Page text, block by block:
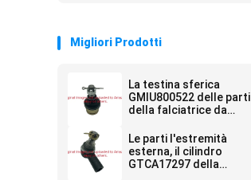
Migliori Prodotti
La testina sferica
GMIU800522 delle parti
della falciatrice da
veicolo utilitario di
Deere ProGator
Le parti l'estremità
esterna, il cilindro
GTCA17297 della